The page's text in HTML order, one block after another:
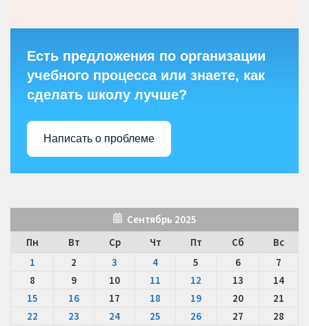
Есть предложения по организации
учебного процесса или знаете, как
сделать школу лучше?
Написать о проблеме
Сентябрь 2025
Пн
Вт Ср Чт Пт Сб
Вс
1
2 3 4 5 6
7
8
9 10 11 12 13
14
15
16 17 18 19 20
21
22
23 24 25 26 27
28